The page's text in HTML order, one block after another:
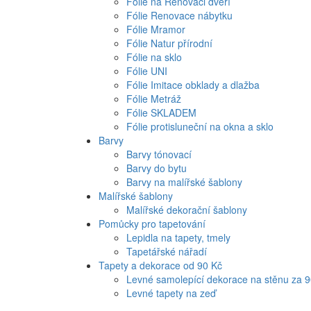
Fólie Renovace nábytku
Fólie Mramor
Fólie Natur přírodní
Fólie na sklo
Fólie UNI
Fólie Imitace obklady a dlažba
Fólie Metráž
Fólie SKLADEM
Fólie protisluneční na okna a sklo
Barvy
Barvy tónovací
Barvy do bytu
Barvy na malířské šablony
Malířské šablony
Malířské dekorační šablony
Pomůcky pro tapetování
Lepidla na tapety, tmely
Tapetářské nářadí
Tapety a dekorace od 90 Kč
Levné samolepící dekorace na stěnu za
Levné tapety na zeď